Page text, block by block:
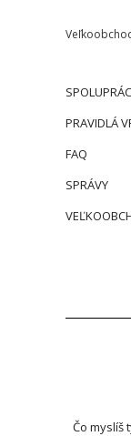
PRAVIDLÁ
FAQ
SPRÁVY
Čo myslíš